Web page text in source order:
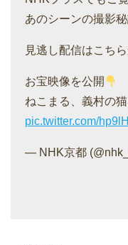
あのシーンの撮影
見逃し配信はこち
お宝映像を公開
ねこまる、義村の
pic.twitter.com/
— NHK京都